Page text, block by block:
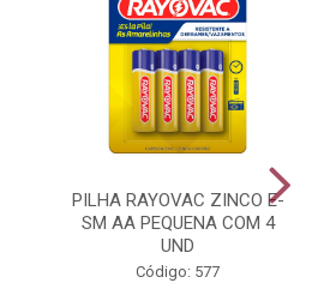
PILHA RAYOVAC ZINCO E-
SM AA PEQUENA COM 4
UND
Código: 577